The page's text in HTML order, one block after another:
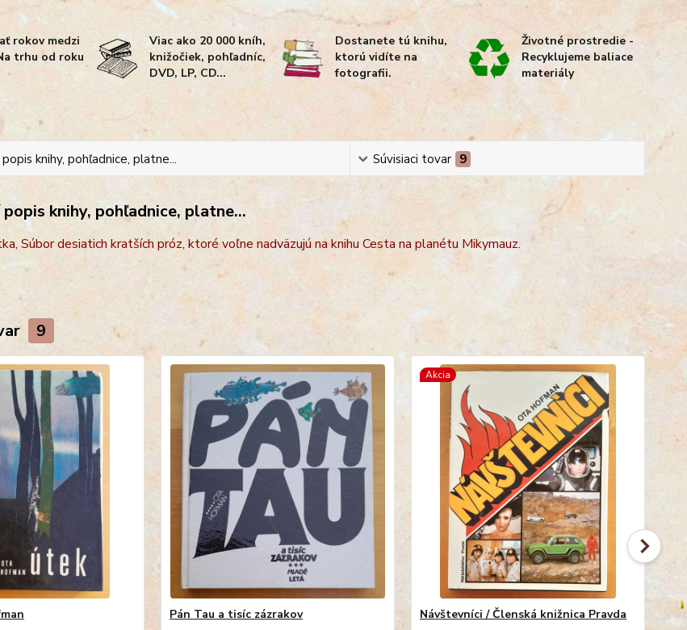
rokov medzi
trhu od roku
Viac ako 20 000 kníh,
knižočiek, pohľadníc,
DVD, LP, CD...
Dostanete tú knihu,
ktorú vidíte na
fotografii.
Životné prostredie -
Recyklujeme baliace
materiály
knihy, pohľadnice, platne... Súvisiaci tovar 9
knihy, pohľadnice, platne...
Súbor desiatich kratších próz, ktoré voľne nadväzujú na knihu Cesta na planétu Mikymauz.
9
Pán Tau a tisíc zázrakov
Akcia
Návštevníci / Členská knižnica Pravda